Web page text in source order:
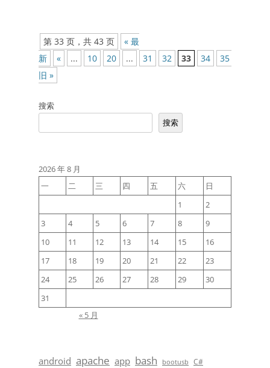
文
章
导
第 33 页，共 43 页
« 最
新
« ... 10 20 ... 31 32 33 34 35
旧 »
搜索
搜索
2026 年 8 月
一
二 三 四 五 六
日
1
2
3
4 5 6 7 8
9
10
11 12 13 14 15
16
17
18 19 20 21 22
23
24
25 26 27 28 29
30
31
« 5 月
android apache app bash bootusb C#